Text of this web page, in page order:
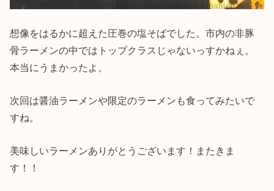
想像をはるかに超えた圧巻の塩そばでした。市内の非豚
骨ラーメンの中ではトップクラスじゃないっすかねぇ。
本当にうまかったよ。
次回は醤油ラーメンや限定のラーメンも食ってみたいで
すね。
美味しいラーメンありがとうございます！またきま
す！！